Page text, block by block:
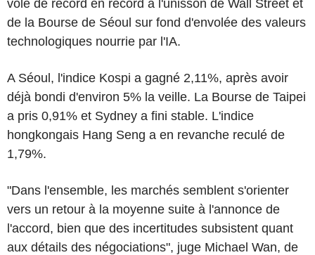
vole de record en record à l'unisson de Wall Street et
de la Bourse de Séoul sur fond d'envolée des valeurs
technologiques nourrie par l'IA.
A Séoul, l'indice Kospi a gagné 2,11%, après avoir
déjà bondi d'environ 5% la veille. La Bourse de Taipei
a pris 0,91% et Sydney a fini stable. L'indice
hongkongais Hang Seng a en revanche reculé de
1,79%.
"Dans l'ensemble, les marchés semblent s'orienter
vers un retour à la moyenne suite à l'annonce de
l'accord, bien que des incertitudes subsistent quant
aux détails des négociations", juge Michael Wan, de